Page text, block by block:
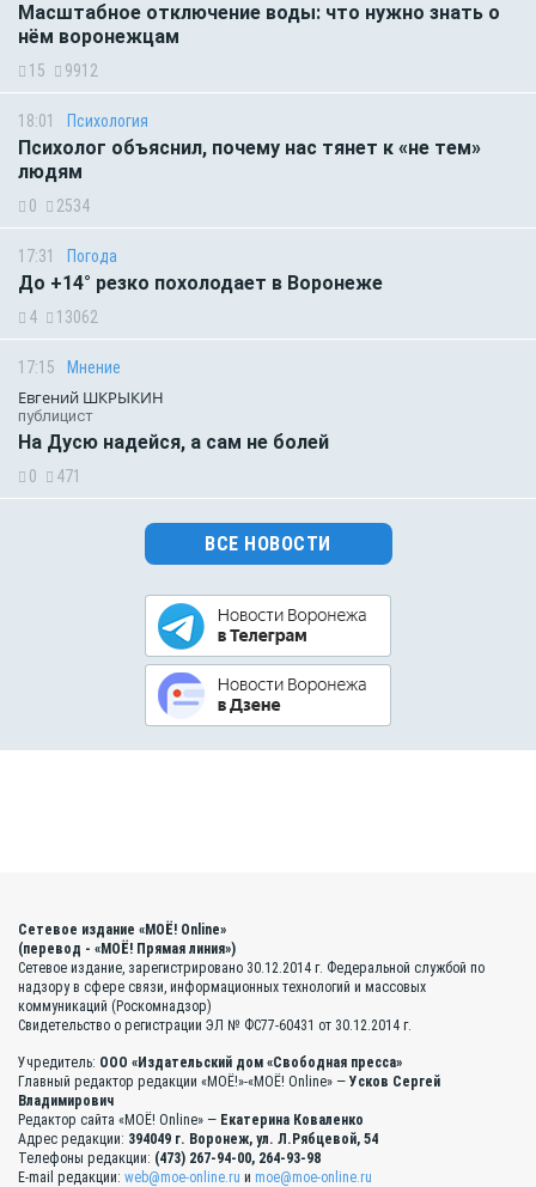
Масштабное отключение воды: что нужно знать о
нём воронежцам
15 9912
18:01 Психология
Психолог объяснил, почему нас тянет к «не тем»
людям
0 2534
17:31 Погода
До +14° резко похолодает в Воронеже
4 13062
17:15 Мнение
Евгений ШКРЫКИН
публицист
На Дусю надейся, а сам не болей
0 471
ВСЕ НОВОСТИ
Сетевое издание «МОЁ! Online»
(перевод - «МОЁ! Прямая линия»)
Сетевое издание, зарегистрировано 30.12.2014 г. Федеральной службой по
надзору в сфере связи, информационных технологий и массовых
коммуникаций (Роскомнадзор)
Свидетельство о регистрации ЭЛ № ФС77-60431 от 30.12.2014 г.
Учредитель: ООО «Издательский дом «Свободная пресса»
Главный редактор редакции «МОЁ!»-«МОЁ! Online» — Усков Сергей
Владимирович
Редактор сайта «МОЁ! Online» — Екатерина Коваленко
Адрес редакции: 394049 г. Воронеж, ул. Л.Рябцевой, 54
Телефоны редакции: (473) 267-94-00, 264-93-98
E-mail редакции: web@moe-online.ru и moe@moe-online.ru